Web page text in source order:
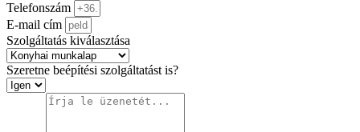
Telefonszám
E-mail cím
Szolgáltatás kiválasztása
Szeretne beépítési szolgáltatást is?